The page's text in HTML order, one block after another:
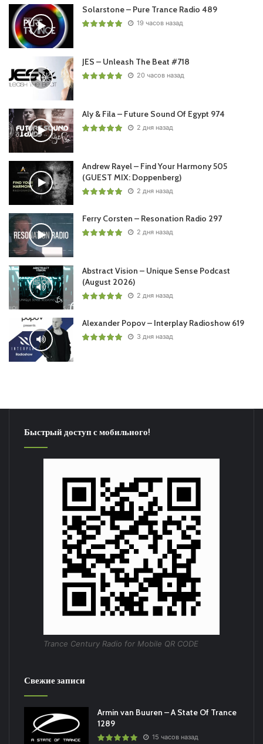
#OfficialVideo #480p #TranceCentury
#TranceCenturyHarmony #TranceCenturyRadio #TCR
Нравится плейлист?
Пользовательская оценка: Будь первым !
Теги #Playlist
Solarstone – Pure Trance Radio 489
19 часов назад
JES – Unleash The Beat #718
20 часов назад
Aly & Fila – Future Sound Of Egypt 974
2 дня назад
Andrew Rayel – Find Your Harmony 505
(GUEST MIX: Doppenberg)
2 дня назад
Ferry Corsten – Resonation Radio 297
2 дня назад
Abstract Vision – Unique Sense Podcast
(August 2026)
2 дня назад
Alexander Popov – Interplay Radioshow 619
3 дня назад
Быстрый доступ с мобильного!
Trance Century Radio for Mobile QR CODE
Свежие записи
Armin van Buuren – A State Of Trance
1289
15 часов назад